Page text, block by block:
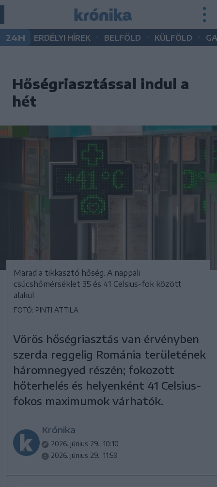
24H ERDÉLYI HÍREK BELFÖLD KÜLFÖLD
Hőségriasztással indul a
hét
Marad a tikkasztó hőség. A nappali
csúcshőmérséklet 35 és 41 Celsius-fok között
alakul
FOTÓ: PINTI ATTILA
Vörös hőségriasztás van érvényben
szerda reggelig Románia területének
háromnegyed részén; fokozott
hőterhelés és helyenként 41 Celsius-
fokos maximumok várhatók.
Krónika
2026. június 29., 10:10
2026. június 29., 11:59